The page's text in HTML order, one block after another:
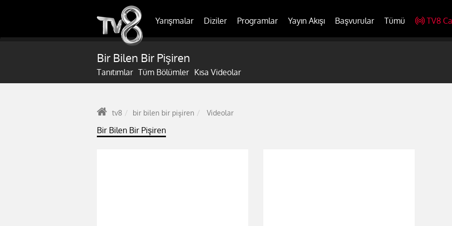
Yarışmalar Diziler Programlar Yayın Akışı Başvurular Tümü TV8
Bir Bilen Bir Pişiren
Tanıtımlar Tüm Bölümler Kısa Videolar
tv8 bir bilen bir pişiren Videolar
Bir Bilen Bir Pişiren